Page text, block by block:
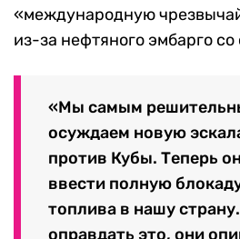
«международную
из-за нефтяного эмбарго
«Мы самым
осуждаем новую
против Кубы. Теперь
ввести полную
топлива в нашу
оправдать это, они